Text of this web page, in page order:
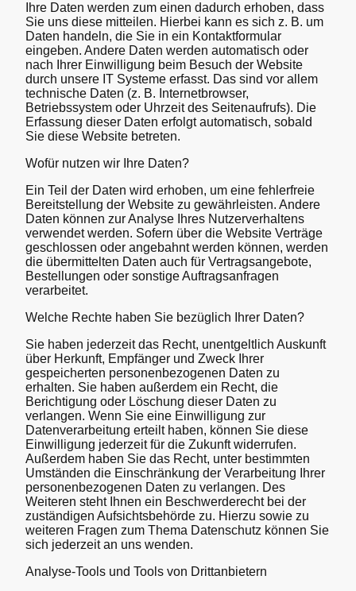
Ihre Daten werden zum einen dadurch erhoben, dass
Sie uns diese mitteilen. Hierbei kann es sich z. B. um
Daten handeln, die Sie in ein Kontaktformular
eingeben. Andere Daten werden automatisch oder
nach Ihrer Einwilligung beim Besuch der Website
durch unsere IT Systeme erfasst. Das sind vor allem
technische Daten (z. B. Internetbrowser,
Betriebssystem oder Uhrzeit des Seitenaufrufs). Die
Erfassung dieser Daten erfolgt automatisch, sobald
Sie diese Website betreten.
Wofür nutzen wir Ihre Daten?
Ein Teil der Daten wird erhoben, um eine fehlerfreie
Bereitstellung der Website zu gewährleisten. Andere
Daten können zur Analyse Ihres Nutzerverhaltens
verwendet werden. Sofern über die Website Verträge
geschlossen oder angebahnt werden können, werden
die übermittelten Daten auch für Vertragsangebote,
Bestellungen oder sonstige Auftragsanfragen
verarbeitet.
Welche Rechte haben Sie bezüglich Ihrer Daten?
Sie haben jederzeit das Recht, unentgeltlich Auskunft
über Herkunft, Empfänger und Zweck Ihrer
gespeicherten personenbezogenen Daten zu
erhalten. Sie haben außerdem ein Recht, die
Berichtigung oder Löschung dieser Daten zu
verlangen. Wenn Sie eine Einwilligung zur
Datenverarbeitung erteilt haben, können Sie diese
Einwilligung jederzeit für die Zukunft widerrufen.
Außerdem haben Sie das Recht, unter bestimmten
Umständen die Einschränkung der Verarbeitung Ihrer
personenbezogenen Daten zu verlangen. Des
Weiteren steht Ihnen ein Beschwerderecht bei der
zuständigen Aufsichtsbehörde zu. Hierzu sowie zu
weiteren Fragen zum Thema Datenschutz können Sie
sich jederzeit an uns wenden.
Analyse-Tools und Tools von Drittanbietern